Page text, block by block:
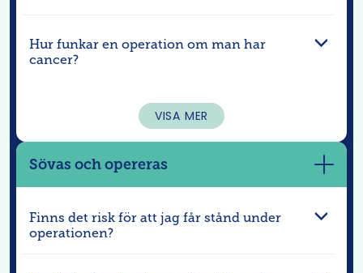
Hur funkar en operation om man har
cancer?
VISA MER
Visa
mer
Sövas och opereras
Finns det risk för att jag får stånd under
operationen?